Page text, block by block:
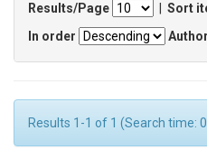
Results/Page
Sort
In order
Results 1-1 of 1 (Search time: